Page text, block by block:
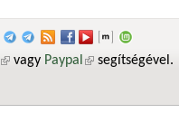
hivatkozás)
vagy Paypal (külső hivatkozás)
segítségével.